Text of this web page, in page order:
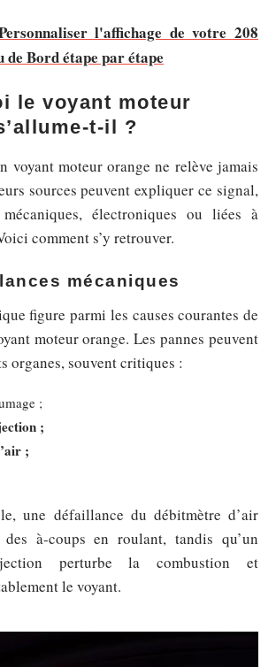
l'affichage de votre 208
de Bord étape par étape
le voyant moteur
t-il ?
voyant moteur orange ne relève jamais
sources peuvent expliquer ce signal,
électroniques ou liées à
comment s’y retrouver.
mécaniques
figure parmi les causes courantes de
moteur orange. Les pannes peuvent
organes, souvent critiques :
;
;
;
une défaillance du débitmètre d’air
à-coups en roulant, tandis qu’un
perturbe la combustion et
le voyant.